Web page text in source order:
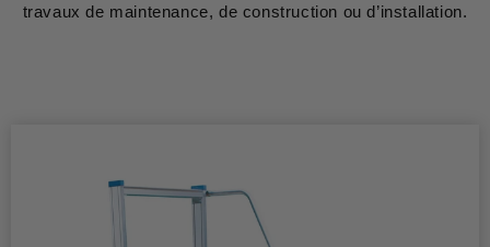
travaux de maintenance, de construction ou d’installation.